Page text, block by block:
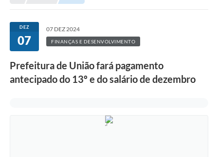
DEZ
07
07 DEZ 2024
FINANÇAS E DESENVOLVIMENTO
Prefeitura de União fará pagamento
antecipado do 13º e do salário de dezembro